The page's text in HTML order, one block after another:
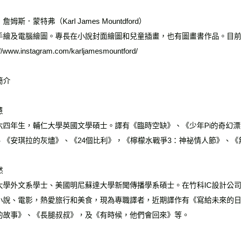
詹姆斯．蒙特弗（Karl James Mountdford）
繪及電腦繪圖。專長在小說封面繪圖和兒童插畫，也有圖畫書作品。目
www.instagram.com/karljamesmountford/
介
四年生，輔仁大學英國文學碩士。譯有《臨時空缺》、《少年Pi的奇幻
《安琪拉的灰燼》、《24個比利》，《檸檬水戰爭3：神祕情人節》、
學外文系學士、美國明尼蘇達大學新聞傳播學系碩士。在竹科IC設計公
說、電影，熱愛旅行和美食，現為專職譯者，近期譯作有《寫給未來的
故事》、《長腿叔叔》，及《有時候，他們會回來》等。